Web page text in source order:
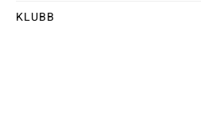
KLUBB